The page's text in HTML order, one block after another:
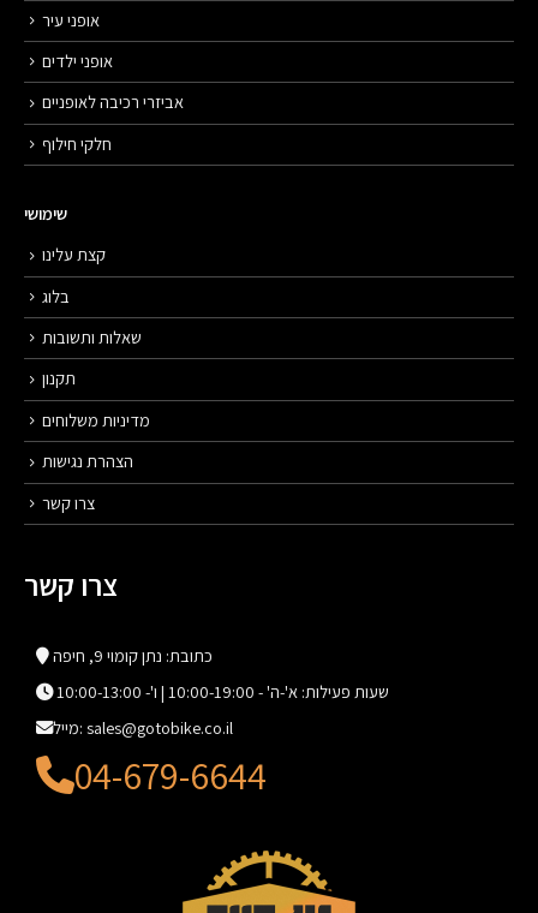
אופני עיר
אופני ילדים
אביזרי רכיבה לאופניים
חלקי חילוף
שימושי
קצת עלינו
בלוג
שאלות ותשובות
תקנון
מדיניות משלוחים
הצהרת נגישות
צרו קשר
צרו קשר
כתובת: נתן קומוי 9, חיפה
שעות פעילות: א'-ה' - 10:00-19:00 | ו'- 10:00-13:00
מייל: sales@gotobike.co.il
04-679-6644